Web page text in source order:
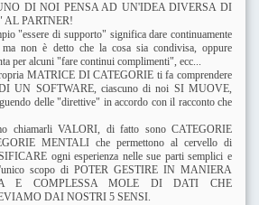
DI NOI PENSA AD UN'IDEA DIVERSA DI
AL PARTNER!
"essere di supporto" significa dare continuamente
non è detto che la cosa sia condivisa, oppure
per alcuni "fare continui complimenti", ecc...
MATRICE DI CATEGORIE ti fa comprendere
UN SOFTWARE, ciascuno di noi SI MUOVE,
delle "direttive" in accordo con il racconto che
chiamarli VALORI, di fatto sono CATEGORIE
MENTALI che permettono al cervello di
ogni esperienza nelle sue parti semplici e
scopo di POTER GESTIRE IN MANIERA
E COMPLESSA MOLE DI DATI CHE
DAI NOSTRI 5 SENSI.